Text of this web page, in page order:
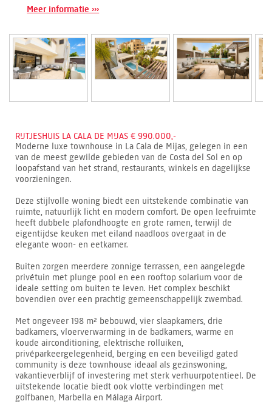
Meer informatie ›››
RIJTJESHUIS LA CALA DE MIJAS € 990.000,-
Moderne luxe townhouse in La Cala de Mijas, gelegen in een
van de meest gewilde gebieden van de Costa del Sol en op
loopafstand van het strand, restaurants, winkels en dagelijkse
voorzieningen.
Deze stijlvolle woning biedt een uitstekende combinatie van
ruimte, natuurlijk licht en modern comfort. De open leefruimte
heeft dubbele plafondhoogte en grote ramen, terwijl de
eigentijdse keuken met eiland naadloos overgaat in de
elegante woon- en eetkamer.
Buiten zorgen meerdere zonnige terrassen, een aangelegde
privétuin met plunge pool en een rooftop solarium voor de
ideale setting om buiten te leven. Het complex beschikt
bovendien over een prachtig gemeenschappelijk zwembad.
Met ongeveer 198 m² bebouwd, vier slaapkamers, drie
badkamers, vloerverwarming in de badkamers, warme en
koude airconditioning, elektrische rolluiken,
privéparkeergelegenheid, berging en een beveiligd gated
community is deze townhouse ideaal als gezinswoning,
vakantieverblijf of investering met sterk verhuurpotentieel. De
uitstekende locatie biedt ook vlotte verbindingen met
golfbanen, Marbella en Málaga Airport.